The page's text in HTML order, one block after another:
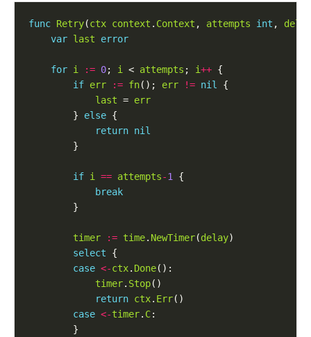
func Retry(ctx context . Context , attempts int , delay
var last error
for i := 0; i < attempts ; i++
if err := fn(); err != nil
last = err
		}
else
return nil
if i == attempts-1
break
timer := time. NewTimer(delay
select
case <-ctx. Done
timer. Stop
return ctx. Err
case <-timer. C